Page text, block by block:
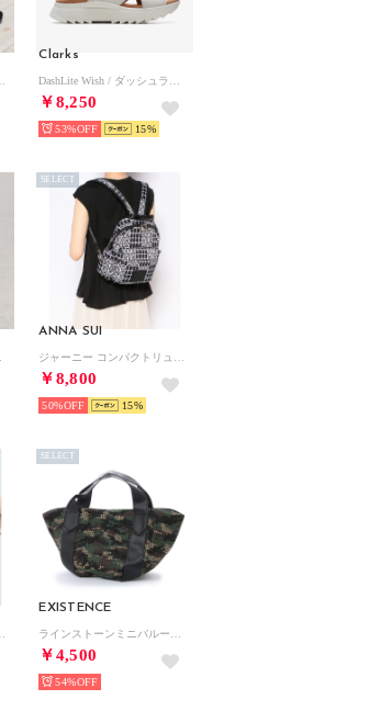
Clarks
￥8,250
53% 15
ANNA SUI
￥8,800
SELECT
50% 15
EXISTENCE
￥4,500
SELECT
54%